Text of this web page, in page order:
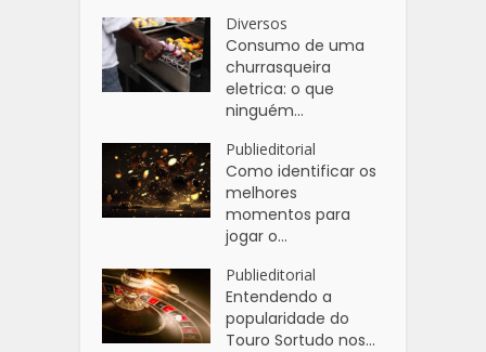
Diversos
Consumo de uma
churrasqueira
eletrica: o que
ninguém...
Publieditorial
Como identificar os
melhores
momentos para
jogar o...
Publieditorial
Entendendo a
popularidade do
Touro Sortudo nos...